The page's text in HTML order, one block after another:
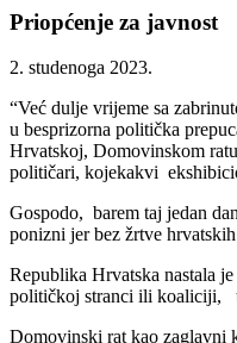
Priopćenje za javnost
2. studenoga 2023.
“Već dulje vrijeme sa
u besprizorna politička
Hrvatskoj, Domovinskom
političari, kojekakvi
Gospodo, barem taj jedan
ponizni jer bez žrtve
Republika Hrvatska nastala
političkoj stranci ili koaliciji,
Domovinski rat kao zaglavni